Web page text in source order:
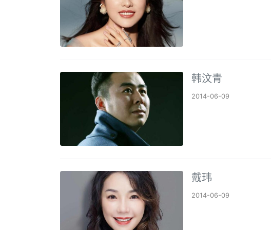
韩汶青
2014-06-09
戴玮
2014-06-09